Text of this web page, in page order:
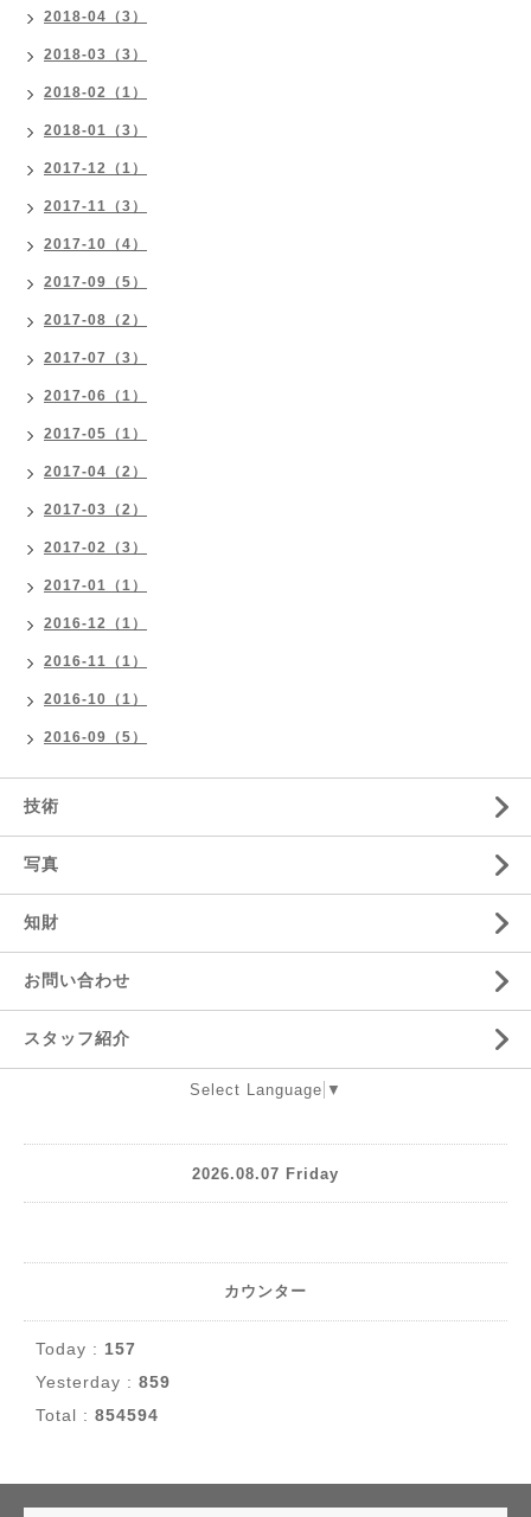
2018-04（3）
2018-03（3）
2018-02（1）
2018-01（3）
2017-12（1）
2017-11（3）
2017-10（4）
2017-09（5）
2017-08（2）
2017-07（3）
2017-06（1）
2017-05（1）
2017-04（2）
2017-03（2）
2017-02（3）
2017-01（1）
2016-12（1）
2016-11（1）
2016-10（1）
2016-09（5）
技術
写真
知財
お問い合わせ
スタッフ紹介
Select Language ▼
2026.08.07 Friday
カウンター
Today : 157
Yesterday : 859
Total : 854594